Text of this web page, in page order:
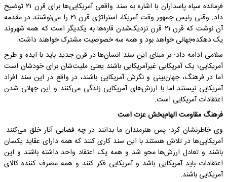
فرمانده سپاه پاسداران با اشاره به سند واقعی آمریکایی‌ها برای قرن ۲۱ توضیح
داد: وقتی رئیس جمهور وقت آمریکا، استراتژی قرن ۲۱ را می‌نوشتند در مقدمه
آن نوشت که قرن ۲۱ قرن نزدیک‌شدن‌ قاره‌ها به یکدیگر است که همه شهروند
یک دهکده‌جهانی‌ خواهد بود و همه سه خصوصیت مشترک خواهند داشت.
سلامی ادامه داد: بر مبنای این سند انسان‌ها در قرن جدید باید با ایده و طرح
آمریکایی؛ یک آمریکایی غیرآمریکایی باشند یعنی ملیت‌شان برای خودشان است
اما در فرهنگ، جهان‌بینی و نگرش آمریکایی باشند، در واقع در این سند افراد
آمریکایی نیستند اما با ارزش‌های آمریکایی‌ زندگی می‌کنند و این جهانی شدن
اعتقادات آمریکایی است.
فرهنگ مقاومت الهام‌بخش عزت است
وی خاطرنشان کرد: پس هنرمندان ما بدانند در چه فضایی آثار خلق می‌کنند.
آمریکایی‌ها در تلاش هستند با این سند کاری کنند که همه دارای عقاید یکسان
باشند و تعادل ارزش‌ها محو شد و همه یک اعتقاد واحد داشته باشند و این
اعتقادات باید آمریکایی باشد و آمریکایی فکر کنند و همه مصرف کننده کالای
آمریکایی باشند.